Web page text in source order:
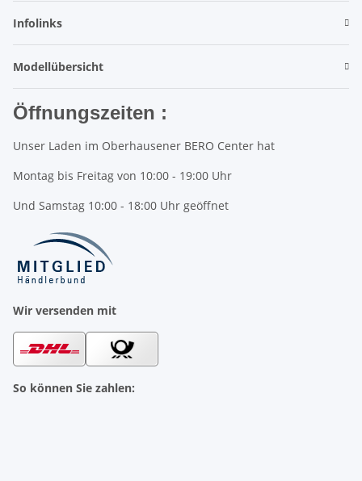
Infolinks
Modellübersicht
Öffnungszeiten :
Unser Laden im Oberhausener BERO Center hat
Montag bis Freitag von 10:00 - 19:00 Uhr
Und Samstag 10:00 - 18:00 Uhr geöffnet
Wir versenden mit
So können Sie zahlen: